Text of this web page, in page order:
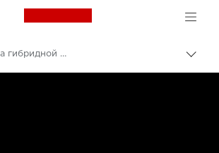
Canon Logo, back to
Преимущества гибридной съемки